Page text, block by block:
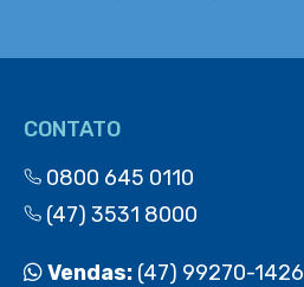
CONTATO
0800 645 0110
(47) 3531 8000
Vendas: (47) 99270-1426